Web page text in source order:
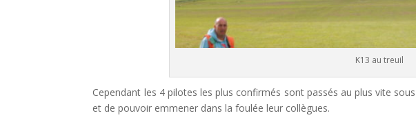
K13 au treuil
Cependant les 4 pilotes les plus confirmés sont passés au plus vite
et de pouvoir emmener dans la foulée leur collègues.